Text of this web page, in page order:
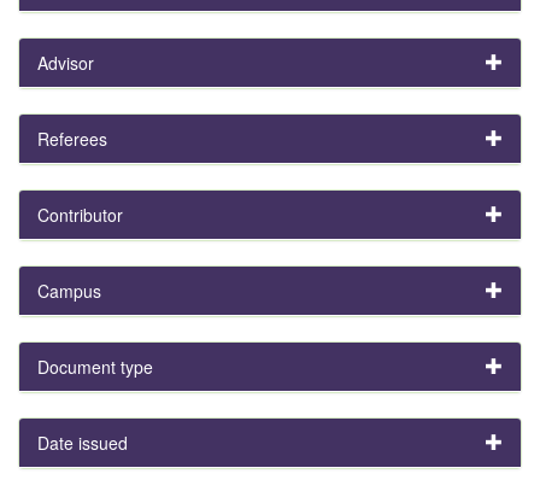
Advisor
Referees
Contributor
Campus
Document type
Date issued